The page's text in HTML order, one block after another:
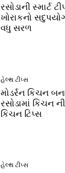
રસોડાની સ્માર્ટ
ખોરાકનો
વધુ સરળ
હેલ્થ ટીપ્સ
મોડર્રન કિચન
રસોડામાં કિચન
કિચન ટિપ્સ
હેલ્થ ટીપ્સ